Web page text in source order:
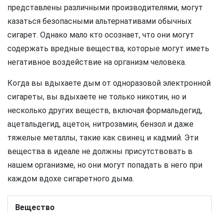
представлены различными производителями, могут
казаться безопасными альтернативами обычных
сигарет. Однако мало кто осознает, что они могут
содержать вредные вещества, которые могут иметь
негативное воздействие на организм человека.
Когда вы вдыхаете дым от одноразовой электронной
сигареты, вы вдыхаете не только никотин, но и
несколько других веществ, включая формальдегид,
ацетальдегид, ацетон, нитрозамин, бензол и даже
тяжелые металлы, такие как свинец и кадмий. Эти
вещества в идеале не должны присутствовать в
нашем организме, но они могут попадать в него при
каждом вдохе сигаретного дыма.
Вещество